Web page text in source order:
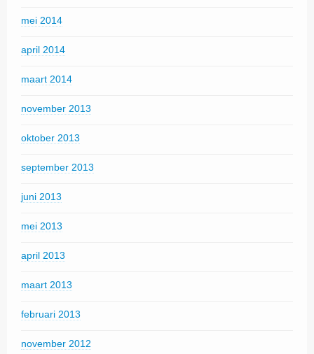
mei 2014
april 2014
maart 2014
november 2013
oktober 2013
september 2013
juni 2013
mei 2013
april 2013
maart 2013
februari 2013
november 2012